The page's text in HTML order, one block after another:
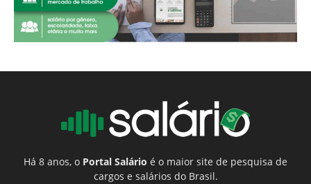
Há 8 anos, o Portal Salário é o maior site de pesquisa de
cargos e salários do Brasil.